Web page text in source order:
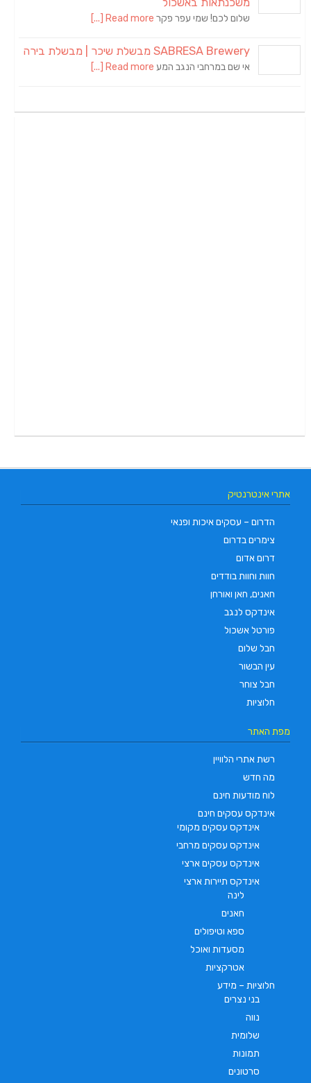
שלום לכם! שמי עפר פקר Read more [...]
SABRESA Brewery מבשלת שיכר | מבשלת בירה
אי שם במרחבי הנגב המע Read more [...]
אתרי אינטרנטיק
הדרום – עסקים איכות ופנאי
צימרים בדרום
דרום אדום
חוות וחוות בודדים
חאנים, חאן ואורחן
אינדקס לנגב
פורטל אשכול
חבל שלום
עין הבשור
חבל צוחר
חלוציות
מפת האתר
רשת אתרי הלוויין
מה חדש
לוח מודעות חינם
אינדקס עסקים חינם
אינדקס עסקים מקומי
אינדקס עסקים מרחבי
אינדקס עסקים ארצי
אינדקס תיירות ארצי
לינה
חאנים
ספא וטיפולים
מסעדות ואוכל
אטרקציות
חלוציות – מידע
בני נצרים
נווה
שלומית
תמונות
סרטונים